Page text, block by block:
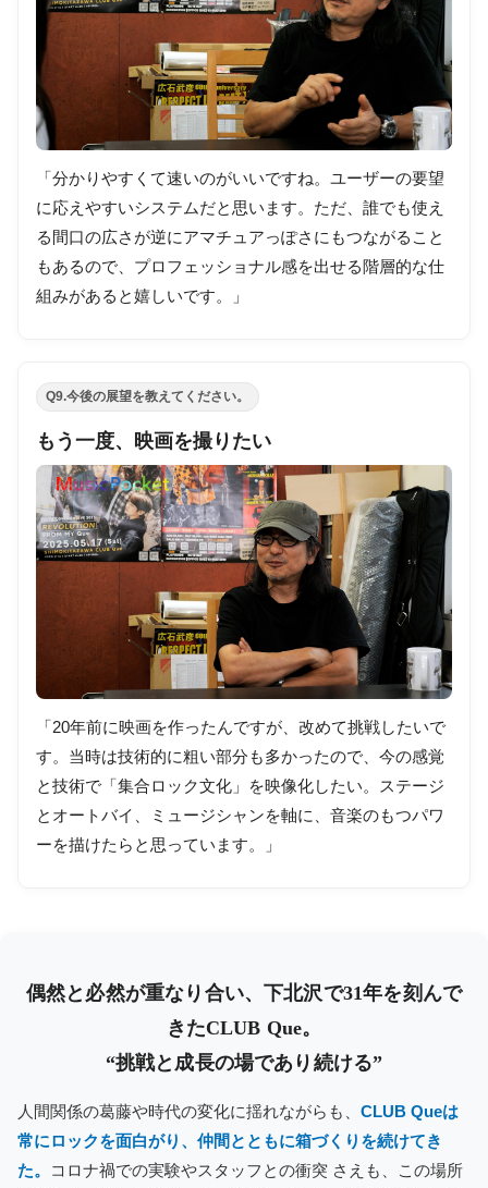
「分かりやすくて速いのがいいですね。ユーザーの要望
に応えやすいシステムだと思います。ただ、誰でも使え
る間口の広さが逆にアマチュアっぽさにもつながること
もあるので、プロフェッショナル感を出せる階層的な仕
組みがあると嬉しいです。」
Q9.今後の展望を教えてください。
もう一度、映画を撮りたい
「20年前に映画を作ったんですが、改めて挑戦したいで
す。当時は技術的に粗い部分も多かったので、今の感覚
と技術で「集合ロック文化」を映像化したい。ステージ
とオートバイ、ミュージシャンを軸に、音楽のもつパワ
ーを描けたらと思っています。」
偶然と必然が重なり合い、下北沢で31年を刻んで
きたCLUB Que。
“挑戦と成長の場であり続ける”
人間関係の葛藤や時代の変化に揺れながらも、 CLUB Queは
常にロックを面白がり、仲間とともに箱づくりを続けてき
た。
コロナ禍での実験やスタッフとの衝突 さえも、この場所